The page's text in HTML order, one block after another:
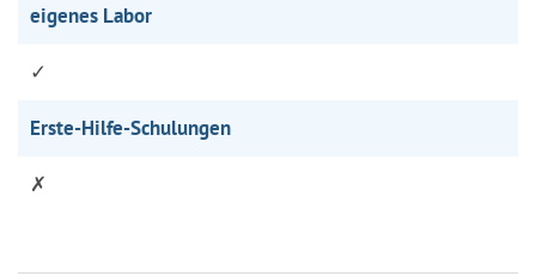
eigenes Labor
✓
Erste-Hilfe-Schulungen
✗